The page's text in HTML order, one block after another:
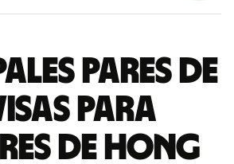
pares de
para
de Hong